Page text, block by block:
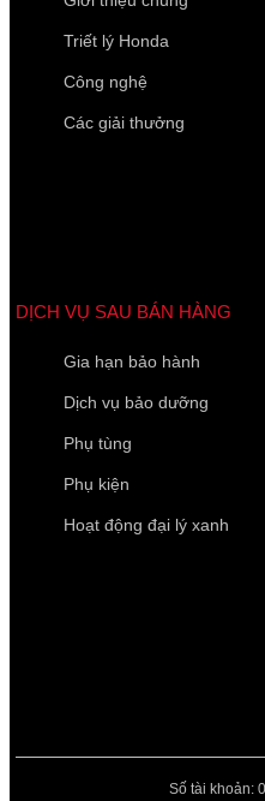
Triết lý Honda
Công nghệ
Các giải thưởng
DỊCH VỤ SAU BÁN HÀNG
Gia hạn bảo hành
Dịch vụ bảo dưỡng
Phụ tùng
Phụ kiện
Hoạt động đại lý xanh
Số tài khoản: